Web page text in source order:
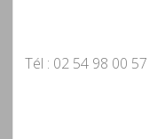
Tél : 02 54 98 00 57